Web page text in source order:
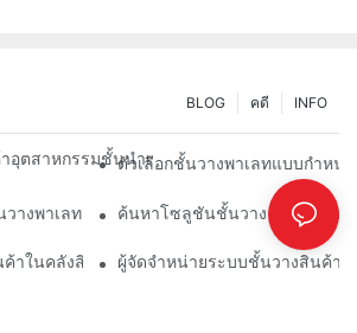
INFO
คดี
BLOG
ตสาหกรรมชั้นนำเพื่อการจัดการคลังสินค้าอย่า
ตัวเลือกชั้นวางพาเลทแบบกำหน
างพาเลท: แนวโน้มและนวัตกรรม
ค้นหาโซลูชันชั้นวางจัดเก็บสินค้
าในคลังสินค้า: สิ่งที่ควรพิจารณา
ผู้จัดจำหน่ายระบบชั้นวางสินค้า: